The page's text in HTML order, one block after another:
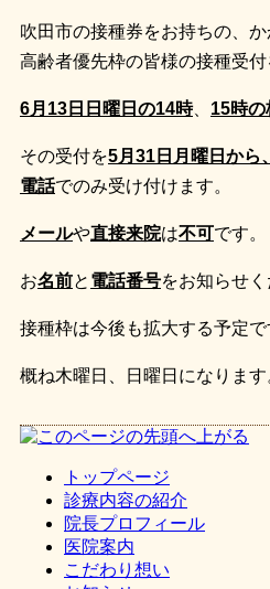
吹田市の接種券をお持ちの、
高齢者優先枠の皆様の接種受付
6月13日 日曜日の14時、 15時の
その受付を5月31日月曜日から
電話でのみ受け付けます。
メールや直接来院は不可です。
お名前と 電話番号をお知らせく
接種枠は今後も拡大する予定で
概ね木曜日、日曜日になります
トップページ
診療内容の紹介
院長プロフィール
医院案内
こだわり想い